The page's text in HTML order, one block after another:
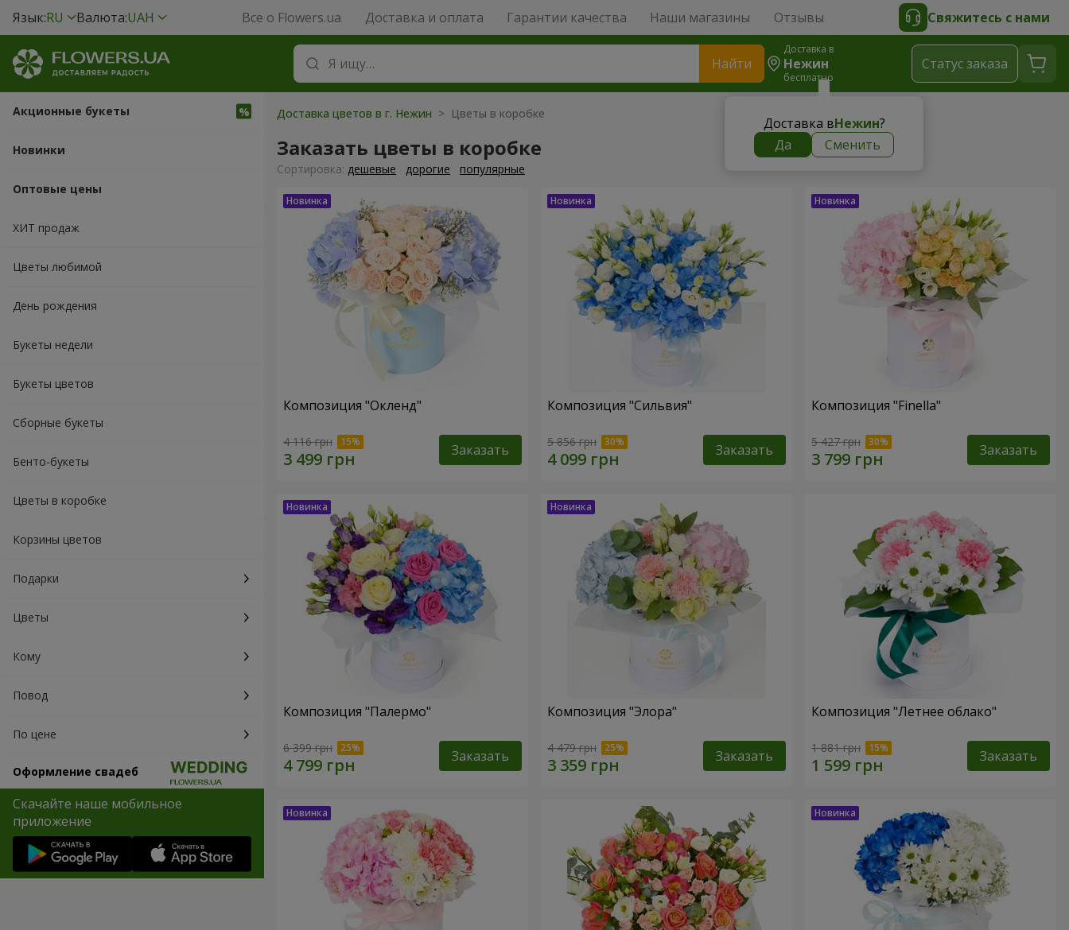
Язык:RU Валюта:UAH Все о Flowers.ua Доставка и оплата Гарантии качества Наши магазины Отзывы Свяжитесь с нами
Найти
Доставка в
Нежин
бесплатно
Доставка вНежин?
Да
Сменить
Cтатус заказа
Акционные букеты
Новинки
Оптовые цены
ХИТ продаж
Цветы любимой
День рождения
Букеты недели
Букеты цветов
Сборные букеты
Бенто-букеты
Цветы в коробке
Корзины цветов
Подарки
Цветы
Кому
Повод
По цене
Оформление свадеб
Скачайте наше мобильное
приложение
Доставка цветов в г. Нежин > Цветы в коробке
Заказать цветы в коробке
Cортировка: дешевые дорогие популярные
Композиция "Окленд"
4 116 грн Заказать
Композиция "Сильвия"
5 856 грн Заказать
Композиция "Finella"
5 427 грн Заказать
Композиция "Палермо"
6 399 грн Заказать
Композиция "Элора"
4 479 грн Заказать
Композиция "Летнее облако"
1 881 грн Заказать